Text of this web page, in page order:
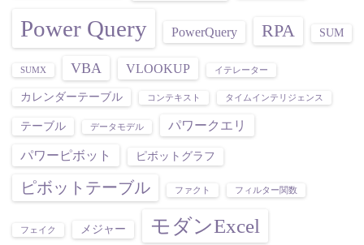
Power Query PowerQuery RPA SUM
SUMX VBA VLOOKUP イテレーター
カレンダーテーブル コンテキスト タイムインテリジェンス
テーブル データモデル
パワークエリ
パワーピボット
ピボットグラフ
ピボットテーブル ファクト フィルター関数
フェイク メジャー モダンExcel